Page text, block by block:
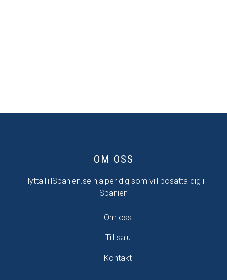
OM OSS
FlyttaTillSpanien.se hjälper dig som vill bosätta dig i
Spanien
Om oss
Till salu
Kontakt